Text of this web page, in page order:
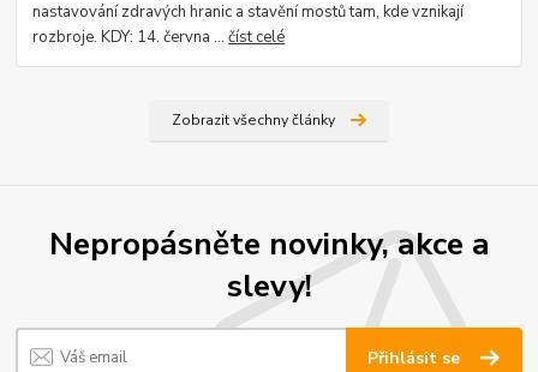
nastavování zdravých hranic a stavění mostů tam, kde vznikají
rozbroje. KDY: 14. června ...číst celé
Zobrazit všechny články
Nepropásněte novinky, akce a
slevy!
Přihlásit se